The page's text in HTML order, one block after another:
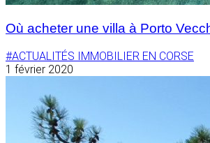
Où acheter une villa à Porto
#ACTUALITÉS IMMOBILIER EN CORSE
1 février 2020